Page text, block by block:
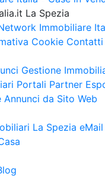
La Spezia
Immobiliare
Cookie Contatti
Gestione
Portali Partner
da Sito Web
La Spezia